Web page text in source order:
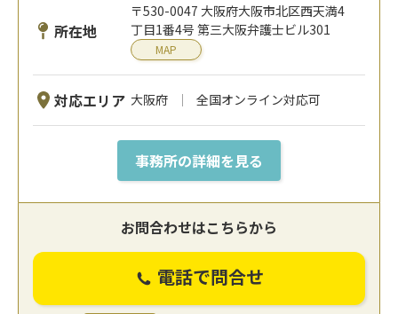
所在地
〒530-0047 大阪府大阪市北区西天満4
丁目1番4号 第三大阪弁護士ビル301
MAP
対応エリア 大阪府 全国オンライン対応可
事務所の詳細を見る
お問合わせはこちらから
電話で問合せ